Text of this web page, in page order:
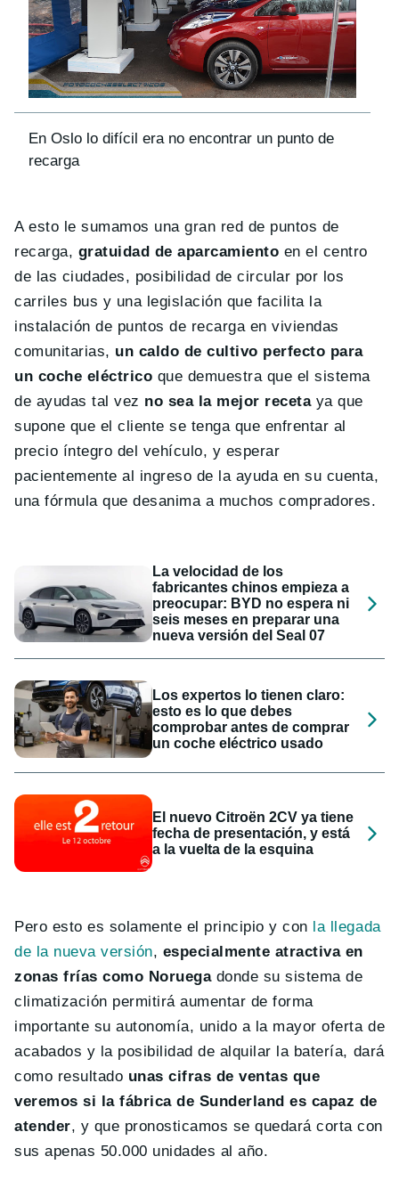
En Oslo lo difícil era no encontrar un punto de
recarga
A esto le sumamos una gran red de puntos de
recarga, gratuidad de aparcamiento en el centro
de las ciudades, posibilidad de circular por los
carriles bus y una legislación que facilita la
instalación de puntos de recarga en viviendas
comunitarias, un caldo de cultivo perfecto para
un coche eléctrico que demuestra que el sistema
de ayudas tal vez no sea la mejor recetaya que
supone que el cliente se tenga que enfrentar al
precio íntegro del vehículo, y esperar
pacientemente al ingreso de la ayuda en su cuenta,
una fórmula que desanima a muchos compradores.
La velocidad de los
fabricantes chinos empieza a
preocupar: BYD no espera ni
seis meses en preparar una
nueva versión del Seal 07
Los expertos lo tienen claro:
esto es lo que debes
comprobar antes de comprar
un coche eléctrico usado
El nuevo Citroën 2CV ya tiene
fecha de presentación, y está
a la vuelta de la esquina
Pero esto es solamente el principio y con la llegada
de la nueva versión, especialmente atractiva en
zonas frías como Noruegadonde su sistema de
climatización permitirá aumentar de forma
importante su autonomía, unido a la mayor oferta de
acabados y la posibilidad de alquilar la batería, dará
como resultado unas cifras de ventas que
veremos si la fábrica de Sunderland es capaz de
atender, y que pronosticamos se quedará corta con
sus apenas 50.000 unidades al año.